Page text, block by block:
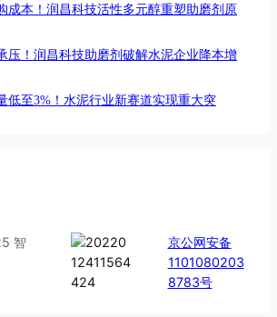
成本！润昌科技活性多元醇重塑助磨剂原
压！润昌科技助磨剂破解水泥企业降本增
低至3%！水泥行业新赛道实现重大突
智
京公网安备
1101080203
8783号